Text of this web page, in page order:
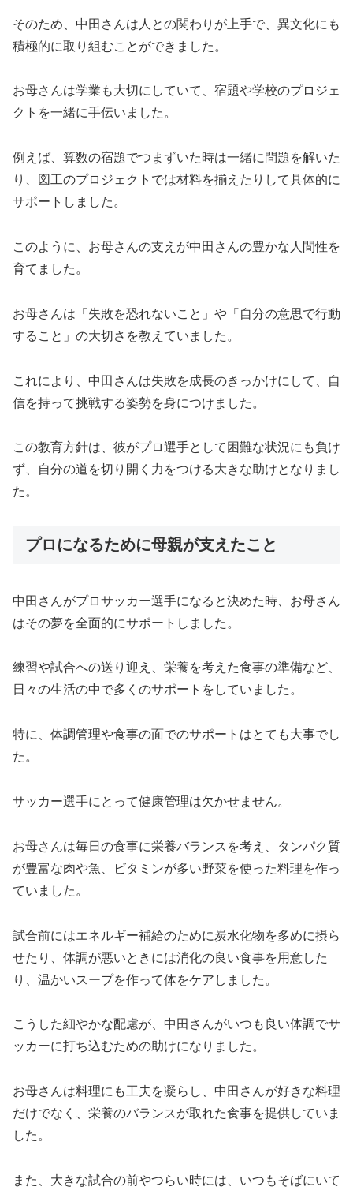
そのため、中田さんは人との関わりが上手で、異文化にも
積極的に取り組むことができました。
お母さんは学業も大切にしていて、宿題や学校のプロジェ
クトを一緒に手伝いました。
例えば、算数の宿題でつまずいた時は一緒に問題を解いた
り、図工のプロジェクトでは材料を揃えたりして具体的に
サポートしました。
このように、お母さんの支えが中田さんの豊かな人間性を
育てました。
お母さんは「失敗を恐れないこと」や「自分の意思で行動
すること」の大切さを教えていました。
これにより、中田さんは失敗を成長のきっかけにして、自
信を持って挑戦する姿勢を身につけました。
この教育方針は、彼がプロ選手として困難な状況にも負け
ず、自分の道を切り開く力をつける大きな助けとなりまし
た。
プロになるために母親が支えたこと
中田さんがプロサッカー選手になると決めた時、お母さん
はその夢を全面的にサポートしました。
練習や試合への送り迎え、栄養を考えた食事の準備など、
日々の生活の中で多くのサポートをしていました。
特に、体調管理や食事の面でのサポートはとても大事でし
た。
サッカー選手にとって健康管理は欠かせません。
お母さんは毎日の食事に栄養バランスを考え、タンパク質
が豊富な肉や魚、ビタミンが多い野菜を使った料理を作っ
ていました。
試合前にはエネルギー補給のために炭水化物を多めに摂ら
せたり、体調が悪いときには消化の良い食事を用意した
り、温かいスープを作って体をケアしました。
こうした細やかな配慮が、中田さんがいつも良い体調でサ
ッカーに打ち込むための助けになりました。
お母さんは料理にも工夫を凝らし、中田さんが好きな料理
だけでなく、栄養のバランスが取れた食事を提供していま
した。
また、大きな試合の前やつらい時には、いつもそばにいて